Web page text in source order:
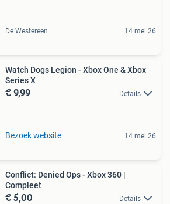
De Westereen 14 mei 26
Watch Dogs Legion - Xbox One & Xbox
Series X
€ 9,99 Details
Bezoek website 14 mei 26
Conflict: Denied Ops - Xbox 360 |
Compleet
€ 5,00 Details